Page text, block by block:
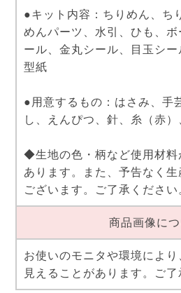
●キット内容：ちりめん、ち
めんパーツ、水引、ひも、
ール、金丸シール、目玉シー
型紙
●用意するもの：はさみ、手
し、えんぴつ、針、糸（赤
◆生地の色・柄など使用材料
あります。また、予告なく
ございます。ご了承ください
商品画像につ
お使いのモニタや環境によ
見えることがあります。ご了